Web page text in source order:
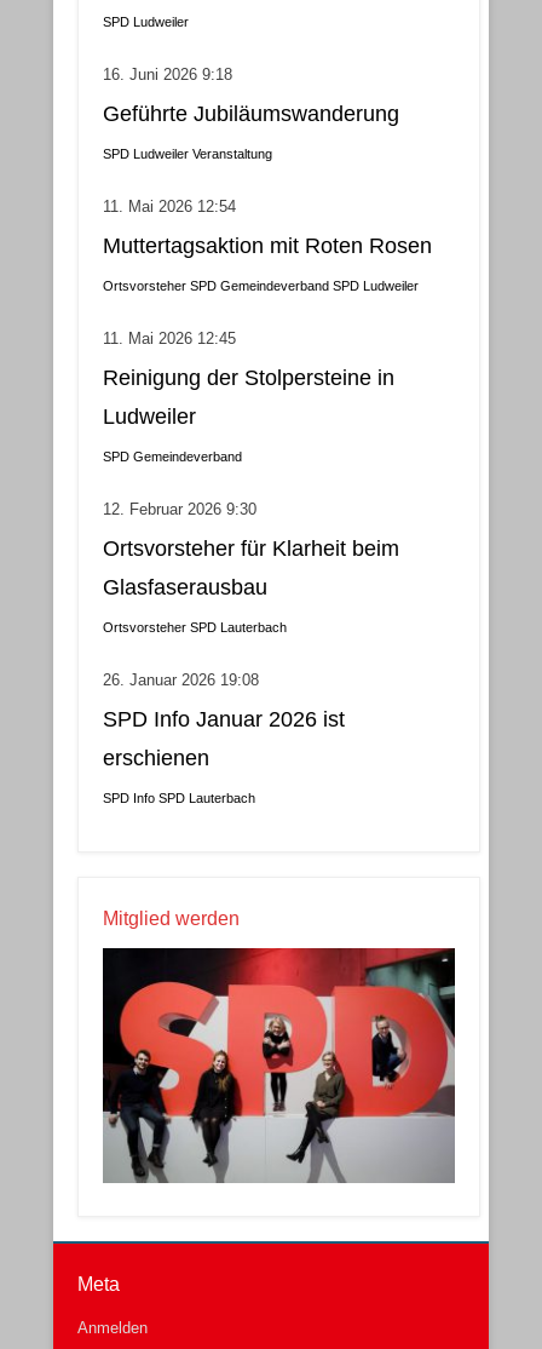
SPD Ludweiler
16. Juni 2026 9:18
Geführte Jubiläumswanderung
SPD Ludweiler Veranstaltung
11. Mai 2026 12:54
Muttertagsaktion mit Roten Rosen
Ortsvorsteher SPD Gemeindeverband SPD Ludweiler
11. Mai 2026 12:45
Reinigung der Stolpersteine in
Ludweiler
SPD Gemeindeverband
12. Februar 2026 9:30
Ortsvorsteher für Klarheit beim
Glasfaserausbau
Ortsvorsteher SPD Lauterbach
26. Januar 2026 19:08
SPD Info Januar 2026 ist
erschienen
SPD Info SPD Lauterbach
Mitglied werden
Meta
Anmelden